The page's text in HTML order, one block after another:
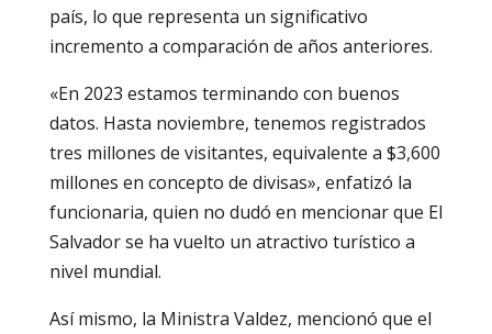
país, lo que representa un significativo
incremento a comparación de años anteriores.
«En 2023 estamos terminando con buenos
datos. Hasta noviembre, tenemos registrados
tres millones de visitantes, equivalente a $3,600
millones en concepto de divisas», enfatizó la
funcionaria, quien no dudó en mencionar que El
Salvador se ha vuelto un atractivo turístico a
nivel mundial.
Así mismo, la Ministra Valdez, mencionó que el